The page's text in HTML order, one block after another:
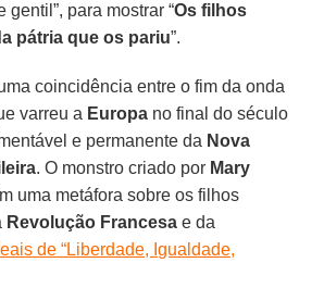
gentil”, para mostrar “Os filhos
pátria que os pariu”.
coincidência entre o fim da onda
varreu a Europa no final do século
e permanente da Nova
. O monstro criado por Mary
uma metáfora sobre os filhos
Revolução Francesa e da
de “Liberdade, Igualdade,